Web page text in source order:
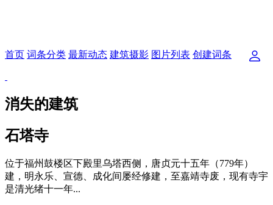
首页 词条分类 最新动态 建筑摄影 图片列表 创建词条
消失的建筑
石塔寺
位于福州鼓楼区下殿里乌塔西侧，唐贞元十五年（779年）
建，明永乐、宣德、成化间屡经修建，至嘉靖寺废，现有寺宇
是清光绪十一年...